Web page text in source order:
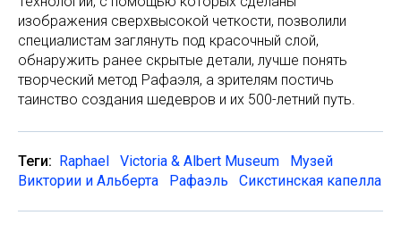
изображения сверхвысокой четкости, позволили
специалистам заглянуть под красочный слой,
обнаружить ранее скрытые детали, лучше понять
творческий метод Рафаэля, а зрителям постичь
таинство создания шедевров и их 500-летний путь.
Теги: Raphael Victoria & Albert Museum
Музей
Виктории и Альберта
Рафаэль Сикстинская капелла